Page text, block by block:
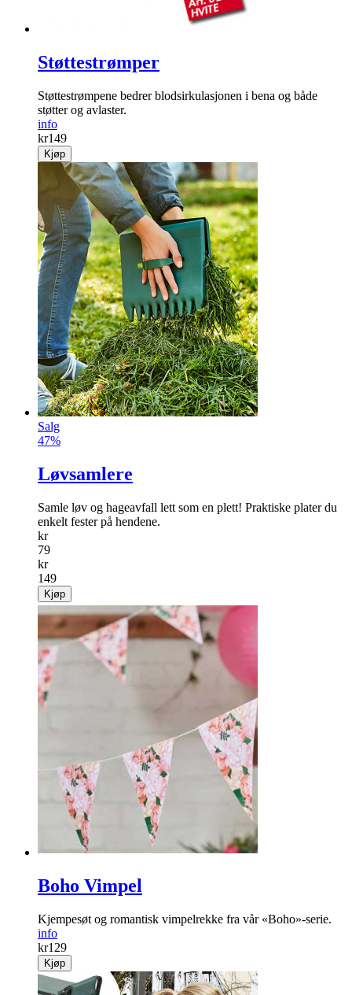
Støttestrømper
Støttestrømpene bedrer blodsirkulasjonen i bena og både
støtter og avlaster.
info
kr149
Kjøp
Salg
47%
Løvsamlere
Samle løv og hageavfall lett som en plett! Praktiske plater du
enkelt fester på hendene.
kr
79
kr
149
Kjøp
Boho Vimpel
Kjempesøt og romantisk vimpelrekke fra vår «Boho»-serie.
info
kr129
Kjøp